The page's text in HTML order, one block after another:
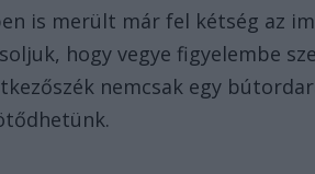
is merült már fel kétség az
hogy vegye figyelembe
nemcsak egy